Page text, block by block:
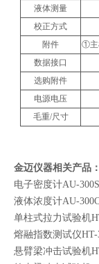
液体测量
校正方式
附件
①主
数据接口
选购附件
电源电压
毛重/尺寸
金迈仪器相关产品：
电子密度计AU-300S
液体浓度计AU-
单柱式拉力试验机
熔融指数测试仪
悬臂梁冲击试验机